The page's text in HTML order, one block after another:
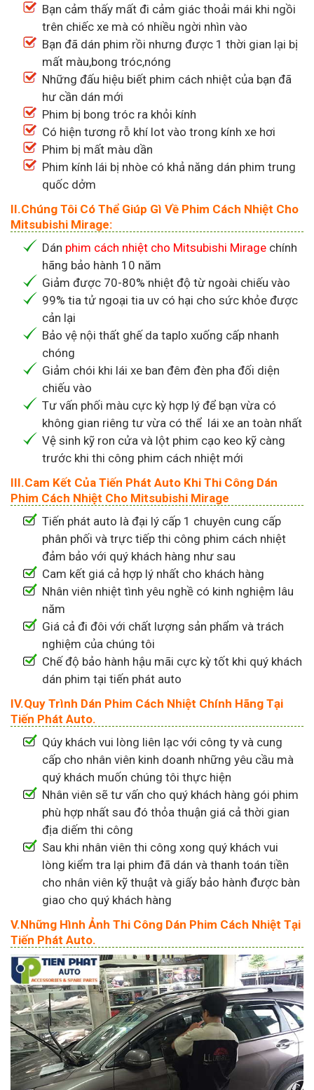
Bạn cảm thấy mất đi cảm giác thoải mái khi ngồi
trên chiếc xe mà có nhiều ngời nhìn vào
Bạn đã dán phim rồi nhưng được 1 thời gian lại bị
mất màu,bong tróc,nóng
Những đấu hiệu biết phim cách nhiệt của bạn đã
hư cần dán mới
Phim bị bong tróc ra khỏi kính
Có hiện tương rỗ khí lot vào trong kính xe hơi
Phim bị mất màu dần
Phim kính lái bị nhòe có khả năng dán phim trung
quốc dởm
II.Chúng Tôi Có Thể Giúp Gì Về Phim Cách Nhiệt Cho
Mitsubishi Mirage:
Dán phim cách nhiệt cho Mitsubishi Mirage chính
hãng bảo hành 10 năm
Giảm được 70-80% nhiệt độ từ ngoài chiếu vào
99% tia tử ngoại tia uv có hại cho sức khỏe được
cản lại
Bảo vệ nội thất ghế da taplo xuống cấp nhanh
chóng
Giảm chói khi lái xe ban đêm đèn pha đối diện
chiếu vào
Tư vấn phối màu cực kỳ hợp lý để bạn vừa có
không gian riêng tư vừa có thể lái xe an toàn nhất
Vệ sinh kỹ ron cửa và lột phim cạo keo kỹ càng
trước khi thi công phim cách nhiệt mới
III.Cam Kết Của Tiến Phát Auto Khi Thi Công Dán
Phim Cách Nhiệt Cho Mitsubishi Mirage
Tiến phát auto là đại lý cấp 1 chuyên cung cấp
phân phối và trực tiếp thi công phim cách nhiệt
đảm bảo với quý khách hàng như sau
Cam kết giá cả hợp lý nhất cho khách hàng
Nhân viên nhiệt tình yêu nghề có kinh nghiệm lâu
năm
Giá cả đi đôi với chất lượng sản phẩm và trách
nghiệm của chúng tôi
Chế độ bảo hành hậu mãi cực kỳ tốt khi quý khách
dán phim tại tiến phát auto
IV.Quy Trình Dán Phim Cách Nhiệt Chính Hãng Tại
Tiến Phát Auto.
Qúy khách vui lòng liên lạc với công ty và cung
cấp cho nhân viên kinh doanh những yêu cầu mà
quý khách muốn chúng tôi thực hiện
Nhân viên sẽ tư vấn cho quý khách hàng gói phim
phù hợp nhất sau đó thỏa thuận giá cả thời gian
địa diếm thi công
Sau khi nhân viên thi công xong quý khách vui
lòng kiểm tra lại phim đã dán và thanh toán tiền
cho nhân viên kỹ thuật và giấy bảo hành được bàn
giao cho quý khách hàng
V.Những Hình Ảnh Thi Công Dán Phim Cách Nhiệt Tại
Tiến Phát Auto.